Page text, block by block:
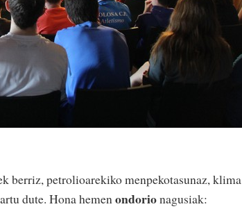
berriz, petrolioarekiko menpekotasunaz, klima
dute. Hona hemenondorionagusiak: